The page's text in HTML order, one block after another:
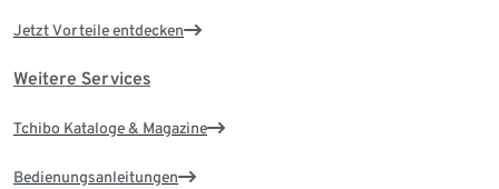
Jetzt Vorteile entdecken
Weitere Services
Tchibo Kataloge & Magazine
Bedienungsanleitungen